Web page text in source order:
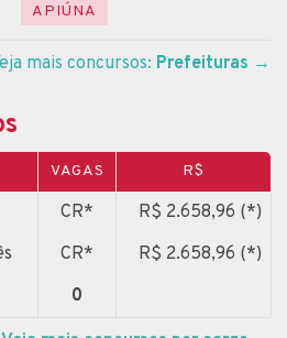
APIÚNA
mais concursos: Prefeituras →
VAGAS R$
CR*
R$ 2.658,96 (*)
CR*
R$ 2.658,96 (*)
0